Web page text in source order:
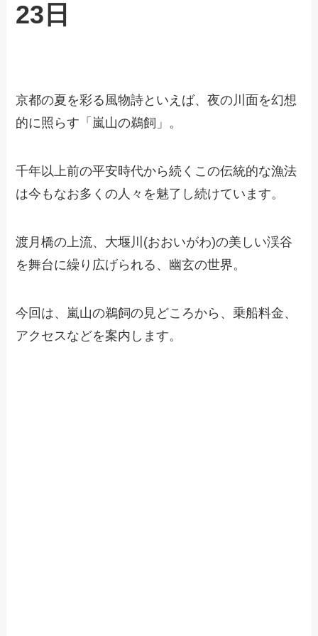
23日
京都の夏を彩る風物詩といえば、夜の川面を幻想
的に照らす「嵐山の鵜飼」。
千年以上前の平安時代から続くこの伝統的な漁法
は今もなお多くの人々を魅了し続けています。
渡月橋の上流、大堰川(おおいがわ)の美しい渓谷
を舞台に繰り広げられる、幽玄の世界。
今回は、嵐山の鵜飼の見どころから、乗船料金、
アクセスなどを案内します。